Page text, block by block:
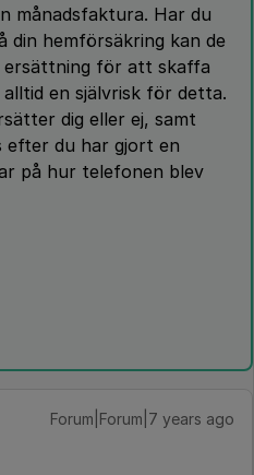
månadsfaktura. Har du
din hemförsäkring kan de
ersättning för att skaffa
en självrisk för detta.
dig eller ej, samt
efter du har gjort en
på hur telefonen blev
Forum|Forum|7 years ago